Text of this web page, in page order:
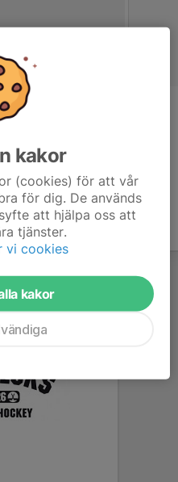
kakor
(cookies) för att vår
för dig. De används
att hjälpa oss att
tjänster.
vi cookies
kakor